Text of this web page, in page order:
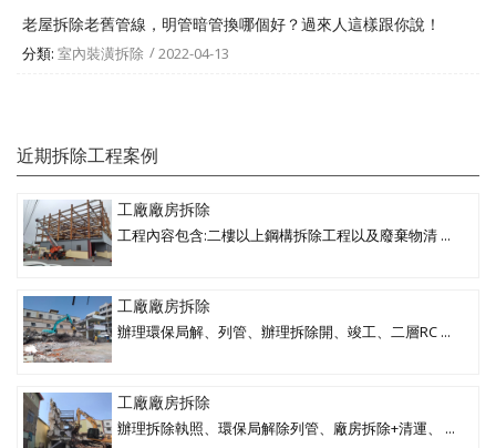
老屋拆除老舊管線，明管暗管換哪個好？過來人這樣跟你說！
分類: 室內裝潢拆除 2022-04-13
近期拆除工程案例
工廠廠房拆除
工程內容包含:二樓以上鋼構拆除工程以及廢棄物清 ...
工廠廠房拆除
辦理環保局解、列管、辦理拆除開、竣工、二層RC ...
工廠廠房拆除
辦理拆除執照、環保局解除列管、廠房拆除+清運、 ...